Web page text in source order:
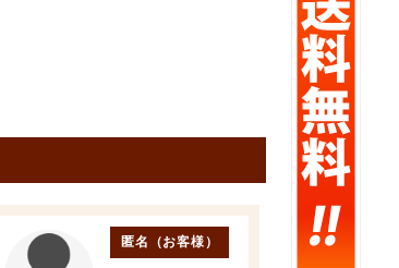
匿名（お客様）